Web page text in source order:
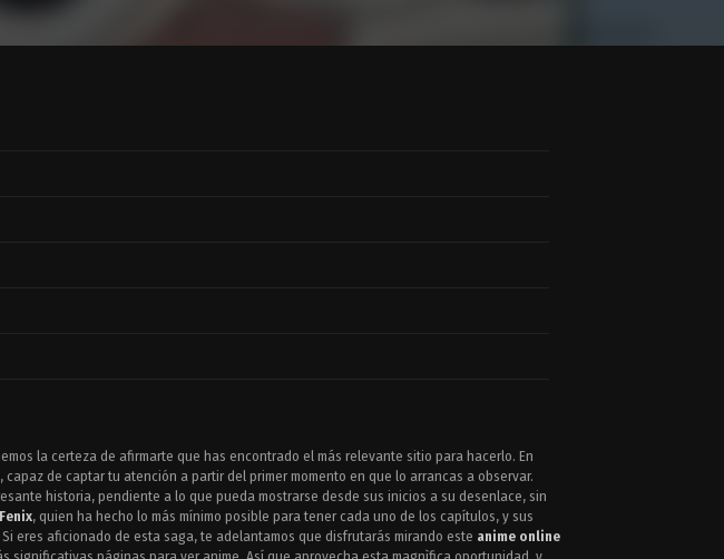
la certeza de afirmarte que has encontrado el más relevante sitio para hacerlo. En
capaz de captar tu atención a partir del primer momento en que lo arrancas a observar.
historia, pendiente a lo que pueda mostrarse desde sus inicios a su desenlace, sin
, quien ha hecho lo más mínimo posible para tener cada uno de los capítulos, y sus
eres aficionado de esta saga, te adelantamos que disfrutarás mirando este anime online